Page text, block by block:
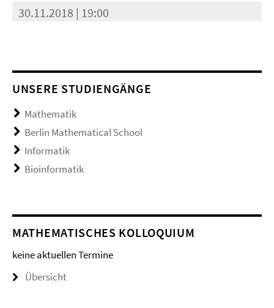
30.11.2018 | 19:00
UNSERE STUDIENGÄNGE
Mathematik
Berlin Mathematical School
Informatik
Bioinformatik
MATHEMATISCHES KOLLOQUIUM
keine aktuellen Termine
Übersicht